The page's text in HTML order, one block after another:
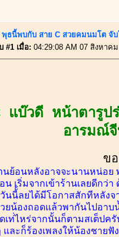
พุธนี้พบกับ สาย C สวยคมนมโต จั
#1 เมื่อ: 04:29:08 AM 07 สิงหาค
แบ๊วดี หน้าตารู
อารมณ์
ข
ย้อนหลังอาจจะนานหน่อย
เริ่มจากเข้าร้านเลยดีกว่า
นนี้้ลยได้มีโอกาสสักทีหลัง
ยน้องถอดแล้วพากันไปอาบ
เท่่ไหร่จากนั้นก็ตามสเต็ปค
และก็ร้องเพลงให้น้องชาย